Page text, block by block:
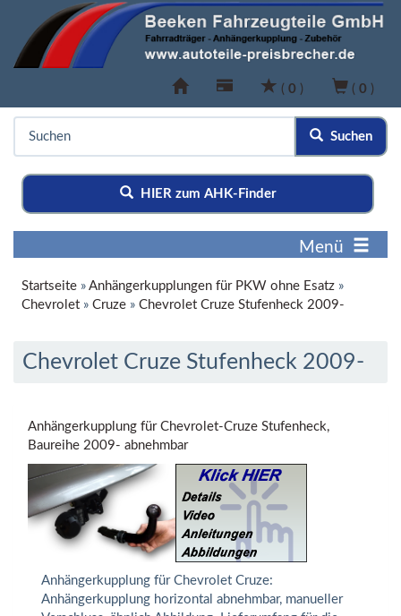
( 0 ) ( 0 )
Suchen
HIER zum AHK-Finder
Menü
Startseite » Anhängerkupplungen für PKW ohne Esatz »
Chevrolet » Cruze » Chevrolet Cruze Stufenheck 2009-
Chevrolet Cruze Stufenheck 2009-
Anhängerkupplung für Chevrolet-Cruze Stufenheck,
Baureihe 2009- abnehmbar
Anhängerkupplung für Chevrolet Cruze:
Anhängerkupplung horizontal abnehmbar, manueller